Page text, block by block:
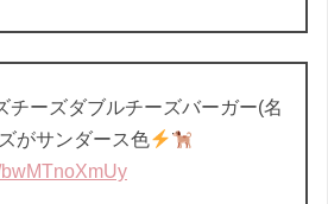
チーズダブルチーズバーガー(名
がサンダース色